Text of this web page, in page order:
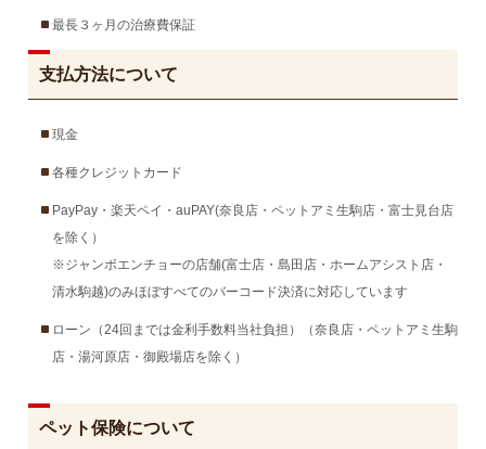
最長３ヶ月の治療費保証
支払方法について
現金
各種クレジットカード
PayPay・楽天ペイ・auPAY(奈良店・ペットアミ生駒店・富士見台店
を除く）
※ジャンボエンチョーの店舗(富士店・島田店・ホームアシスト店・
清水駒越)のみほぼすべてのバーコード決済に対応しています
ローン（24回までは金利手数料当社負担）（奈良店・ペットアミ生駒
店・湯河原店・御殿場店を除く）
ペット保険について